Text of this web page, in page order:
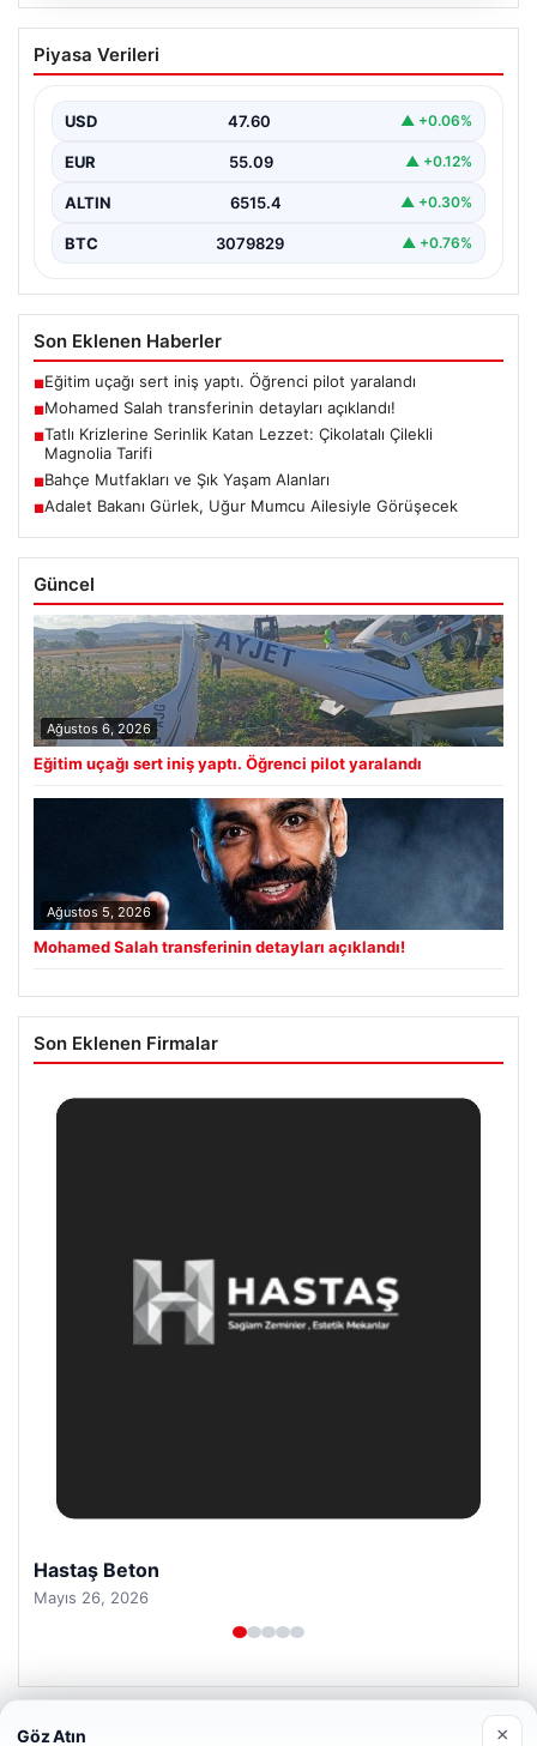
Mohamed Salah transferinin detayları
açıklandı!
Piyasa Verileri
USD 47.60 ▲ +0.06%
EUR 55.09 ▲ +0.12%
ALTIN 6515.4 ▲ +0.30%
BTC 3079829 ▲ +0.76%
Son Eklenen Haberler
■Eğitim uçağı sert iniş yaptı. Öğrenci pilot yaralandı
■Mohamed Salah transferinin detayları açıklandı!
■Tatlı Krizlerine Serinlik Katan Lezzet: Çikolatalı Çilekli
Magnolia Tarifi
■Bahçe Mutfakları ve Şık Yaşam Alanları
■Adalet Bakanı Gürlek, Uğur Mumcu Ailesiyle Görüşecek
Güncel
Ağustos 6, 2026
Eğitim uçağı sert iniş yaptı. Öğrenci pilot yaralandı
Ağustos 5, 2026
Mohamed Salah transferinin detayları açıklandı!
Son Eklenen Firmalar
Prenses Night Club
Nisan 29, 2026
Göz Atın ×